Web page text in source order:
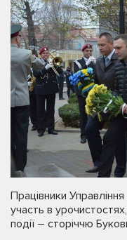
Працівники
участь в
події – сторіччю